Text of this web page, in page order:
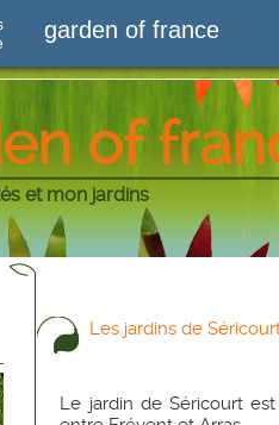
garden of france
of
et mon jardins
Les jardins de
Le jardin de Séricourt